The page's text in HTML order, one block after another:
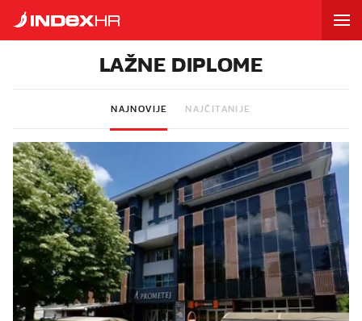
LAŽNE DIPLOME
NAJNOVIJE NAJČITANIJE